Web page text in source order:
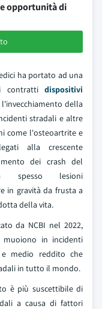
opportunità di
ha portato ad una
contratti dispositivi
della
stradali e altre
come l'osteoartrite e
alla crescente
dei crash del
spesso lesioni
in gravità da frusta a
della vita.
da NCBI nel 2022,
in incidenti
medio reddito che
in tutto il mondo.
è più suscettibile di
a causa di fattori